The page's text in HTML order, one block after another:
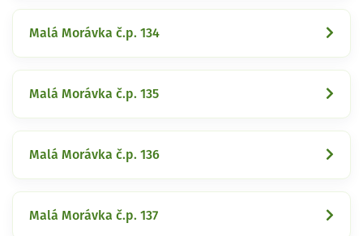
Malá Morávka č.p. 134
Malá Morávka č.p. 135
Malá Morávka č.p. 136
Malá Morávka č.p. 137